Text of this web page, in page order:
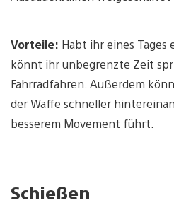
Vorteile: Habt ihr eines Tages
könnt ihr unbegrenzte Zeit
Fahrradfahren. Außerdem
der Waffe schneller
besserem Movement führt.
Schießen